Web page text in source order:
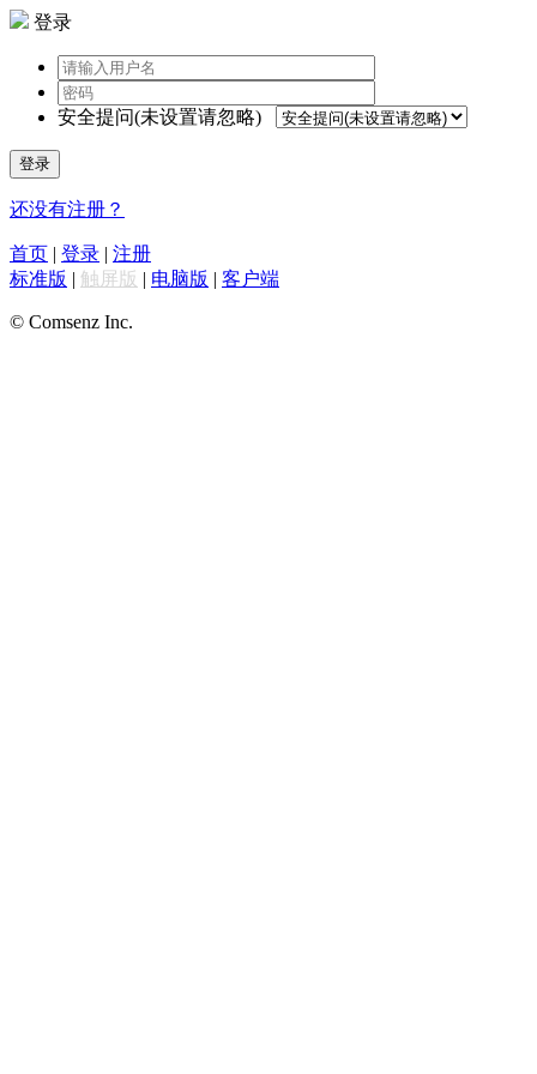
登录
安全提问(未设置请忽略)
登录
还没有注册？
首页 | 登录 | 注册
标准版 | 触屏版 | 电脑版 | 客户端
© Comsenz Inc.